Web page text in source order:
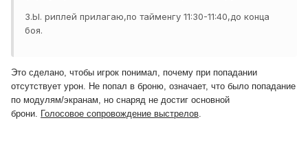
З.Ы. риплей прилагаю,по тайменгу 11:30-11:40,до конца
боя.
Это сделано, чтобы игрок понимал, почему при попадании
отсутствует урон. Не попал в броню, означает, что было попадание
по модулям/экранам, но снаряд не достиг основной
брони. Голосовое сопровождение выстрелов